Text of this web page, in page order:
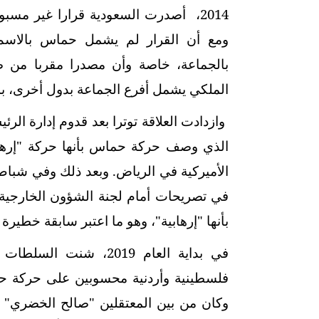
2014، أصدرت السعودية قرارا غير
ومع أن القرار لم يشمل حماس
بالجماعة، خاصة وأن مصدرا مقربا
الملكي يشمل أفرع الجماعة بدول
وازدادت العلاقة توترا بعد قدوم إدارة
في تصريحات أمام لجنة الشؤون
بأنها "إرهابية"، وهو ما اعتبر سابقة
فلسطينية وأردنية محسوبين على حركة
وكان من بين المعتقلين "صالح